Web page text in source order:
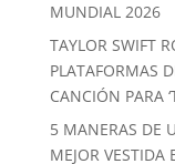
MUNDIAL 2026
TAYLOR SWIFT
PLATAFORMAS
CANCIÓN PARA
5 MANERAS DE
MEJOR